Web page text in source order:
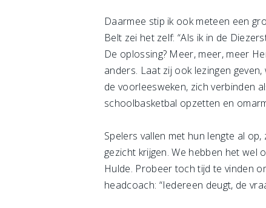
Daarmee stip ik ook meteen een
Belt zei het zelf: “Als ik in de
De oplossing? Meer, meer, meer
anders. Laat zij ook lezingen
de voorleesweken, zich verbinden
schoolbasketbal opzetten en
Spelers vallen met hun lengte al
gezicht krijgen. We hebben het wel
Hulde. Probeer toch tijd te vinden
headcoach: “Iedereen deugt, de